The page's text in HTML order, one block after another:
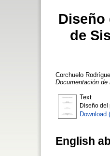
Diseño
de
Corchuelo
Documentación de
Text
Diseño del
Download
English